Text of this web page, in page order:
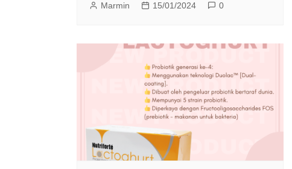
Marmin 15/01/2024 0